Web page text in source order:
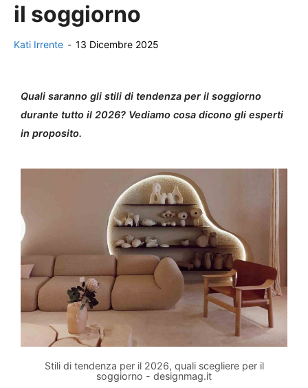
il soggiorno
Kati Irrente - 13 Dicembre 2025
Quali saranno gli stili di tendenza per il soggiorno
durante tutto il 2026? Vediamo cosa dicono gli esperti
in proposito.
Stili di tendenza per il 2026, quali scegliere per il
soggiorno - designmag.it